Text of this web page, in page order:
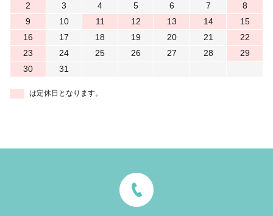
2
3 4 5 6 7
8
9
10 11 12 13 14
15
16
17 18 19 20 21
22
23
24 25 26 27 28
29
30
31
は定休日となります。